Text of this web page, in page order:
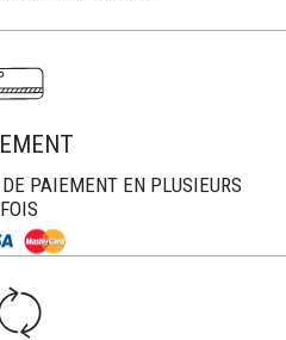
PAIEMENT EN PLUSIEURS
FOIS